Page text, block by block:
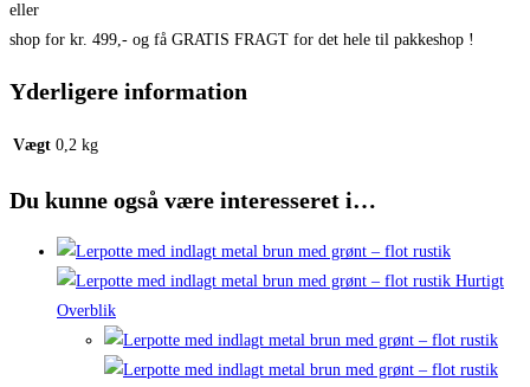
eller
shop for kr. 499,- og få GRATIS FRAGT for det hele til pakkeshop !
Yderligere information
Vægt 0,2 kg
Du kunne også være interesseret i…
Hurtigt
Overblik